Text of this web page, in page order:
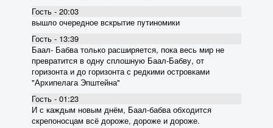
Гость - 20:03
вышло очередное вскрытие пyтиномики
Гость - 13:39
Баал- Бабва только расширяется, пока весь мир не
превратится в одну сплошную Баал-Бабву, от
горизонта и до горизонта с редкими островками
"Архипелага Эпштейна"
Гость - 01:23
И с каждым новым днём, Баал-бабва обходится
скрепоносцам всё дороже, дороже и дороже.